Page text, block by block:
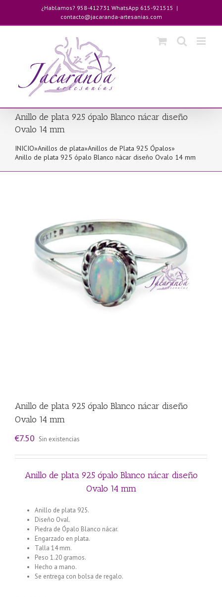
contenido
¿Hablamos? 958-412731 WhatsApp 615-921515 |
contacto@jacaranda-artesanias.com
Anillo de plata 925 ópalo Blanco nácar diseño
Ovalo 14 mm
INICIO»Anillos de plata»Anillos de Plata 925 Ópalos»
Anillo de plata 925 ópalo Blanco nácar diseño Ovalo 14 mm
Anillo de plata 925 ópalo Blanco nácar diseño
Ovalo 14 mm
€7.50 Sin existencias
Anillo de plata 925 ópalo Blanco nácar diseño
Ovalo 14 mm
Anillo de plata 925.
Diseño Oval.
Piedra de Ópalo Blanco nácar.
Engarzado en plata.
Talla 14 mm.
Peso 1.20 gramos.
Hecho a mano.
Se entrega con bolsa de regalo.